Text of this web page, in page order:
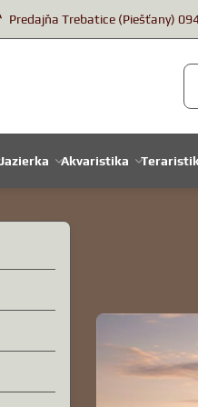
Predajňa Trebatice (Piešťany)
Akvaristika